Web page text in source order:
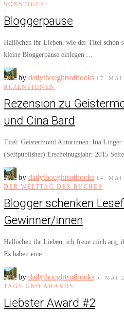
SONSTIGES
Bloggerpause
Hallöchen ihr Lieben, wie der Titel schon
kleine Bloggerpause einlegen.…
by dailythoughtsofbooks 17. MAI
REZENSIONEN
Rezension zu
und Cina Bard
Titel: Geistermond Autorinnen: Ina Linger
(Selfpublisher) Erscheinugsjahr: 2015
by dailythoughtsofbooks 14. MAI
DER WELTTAG DES BUCHES
Blogger schenken
Gewinner/innen
Hallöchen ihr Lieben, ich freue mich arg,
Es haben eine…
by dailythoughtsofbooks 5. MAI
TAGS UND AWARDS
Liebster Award #2